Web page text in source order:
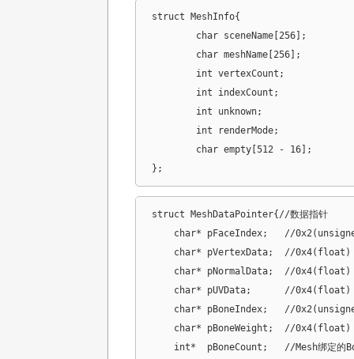
struct MeshInfo{
};
struct MeshDataPointer{//数据指针
    char* pFaceIndex;	//0x2(unsigned short) * indexCount
    char* pVertexData;	//0x4(float) * 3 * vertexCount
    char* pNormalData;	//0x4(float) * 3 * vertexCount
    char* pUVData;	//0x4(float) * 2 * vertexCount
    char* pBoneIndex;	//0x2(unsigned short) * 4 vertexCount
    char* pBoneWeight;	//0x4(float) * 4 * vertexCount
    int*  pBoneCount;	//Mesh绑定的Bone数